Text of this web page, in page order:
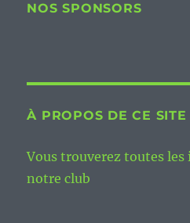
NOS SPONSORS
À PROPOS DE CE SITE
Vous trouverez toutes
notre club